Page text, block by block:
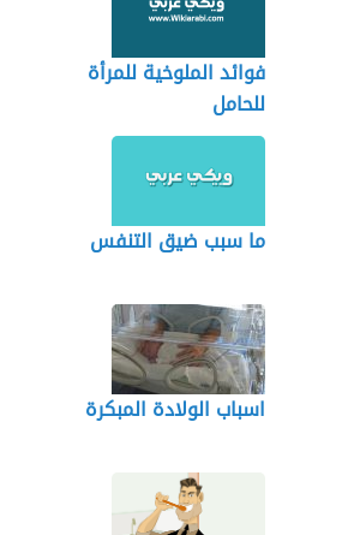
فوائد الملوخية للمرأة
للحامل
ما سبب ضيق التنفس
اسباب الولادة المبكرة